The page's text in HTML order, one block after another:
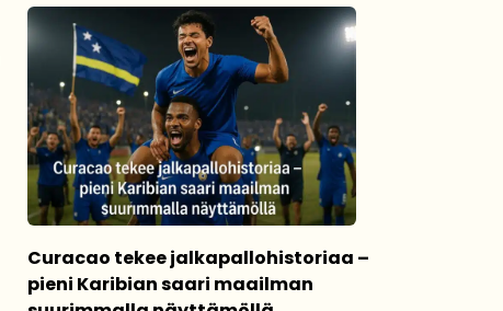
Curacao tekee jalkapallohistoriaa –
pieni Karibian saari maailman